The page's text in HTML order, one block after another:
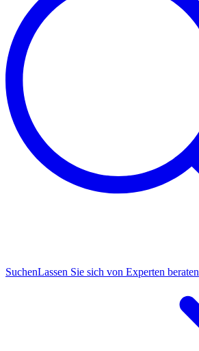
SuchenLassen Sie sich von Experten beraten